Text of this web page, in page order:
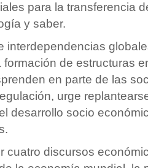
para la transferencia
y saber.
interdependencias
de estructuras
en parte de las
urge
desarrollo socio
cuatro discursos